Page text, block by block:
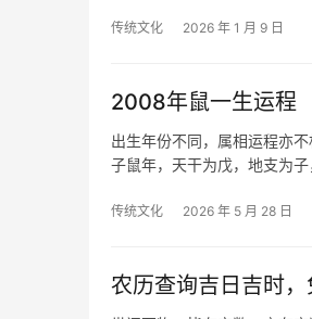
传统文化 2026 年 1 月 9 日
2008年鼠一生运程
出生年份不同，属相运程亦
子鼠年，天干为戊，地支为
传统文化 2026 年 5 月 28 日
农历查询吉日吉时